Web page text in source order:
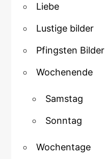
Liebe
Lustige bilder
Pfingsten Bilder
Wochenende
Samstag
Sonntag
Wochentage